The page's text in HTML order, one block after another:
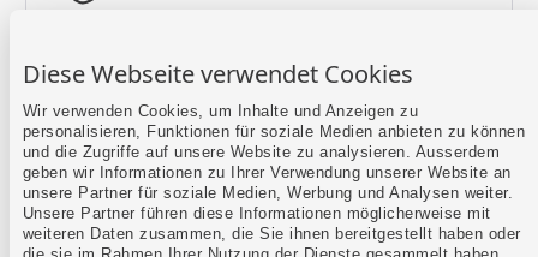
Diese Webseite verwendet Cookies
Wir verwenden Cookies, um Inhalte und Anzeigen zu
personalisieren, Funktionen für soziale Medien anbieten zu können
und die Zugriffe auf unsere Website zu analysieren. Ausserdem
geben wir Informationen zu Ihrer Verwendung unserer Website an
unsere Partner für soziale Medien, Werbung und Analysen weiter.
Unsere Partner führen diese Informationen möglicherweise mit
weiteren Daten zusammen, die Sie ihnen bereitgestellt haben oder
die sie im Rahmen Ihrer Nutzung der Dienste gesammelt haben.
Mehr erfahren